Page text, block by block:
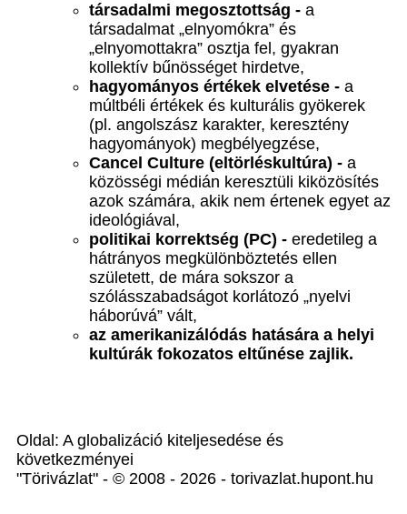
társadalmi megosztottság - a
társadalmat „elnyomókra” és
„elnyomottakra” osztja fel, gyakran
kollektív bűnösséget hirdetve,
hagyományos értékek elvetése - a
múltbéli értékek és kulturális gyökerek
(pl. angolszász karakter, keresztény
hagyományok) megbélyegzése,
Cancel Culture (eltörléskultúra) - a
közösségi médián keresztüli kiközösítés
azok számára, akik nem értenek egyet az
ideológiával,
politikai korrektség (PC) - eredetileg a
hátrányos megkülönböztetés ellen
született, de mára sokszor a
szólásszabadságot korlátozó „nyelvi
háborúvá” vált,
az amerikanizálódás hatására a helyi
kultúrák fokozatos eltűnése zajlik.
Oldal: A globalizáció kiteljesedése és
következményei
"Törivázlat" - © 2008 - 2026 - torivazlat.hupont.hu